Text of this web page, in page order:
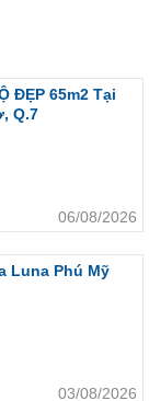
ĐẸP 65m2 Tại
Q.7
06/08/2026
Luna Phú Mỹ
03/08/2026